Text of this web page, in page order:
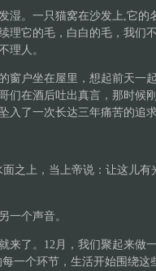
湿。一只猫窝在沙发上,它的
理它的毛，白白的毛，我们
理人。
窗户坐在屋里，想起前天一
们在酒后吐出真言，那时候
入了一次长达三年痛苦的追
之上，当上帝说：让这儿
一个声音。
来了。12月，我们聚起来做
一个环节，生活开始围绕这